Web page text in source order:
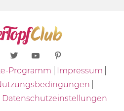
Programm
Impressum
Datenschutzeinstellungen